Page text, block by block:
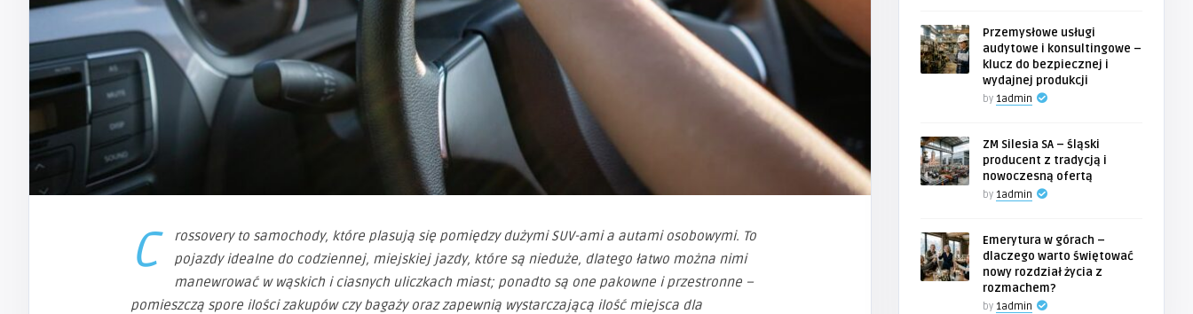
C
rossovery to samochody, które plasują się pomiędzy dużymi SUV-ami a autami osobowymi. To
pojazdy idealne do codziennej, miejskiej jazdy, które są nieduże, dlatego łatwo można nimi
manewrować w wąskich i ciasnych uliczkach miast; ponadto są one pakowne i przestronne –
pomieszczą spore ilości zakupów czy bagaży oraz zapewnią wystarczającą ilość miejsca dla
Przemysłowe usługi
audytowe i konsultingowe –
klucz do bezpiecznej i
wydajnej produkcji
by 1admin
ZM Silesia SA – śląski
producent z tradycją i
nowoczesną ofertą
by 1admin
Emerytura w górach –
dlaczego warto świętować
nowy rozdział życia z
rozmachem?
by 1admin